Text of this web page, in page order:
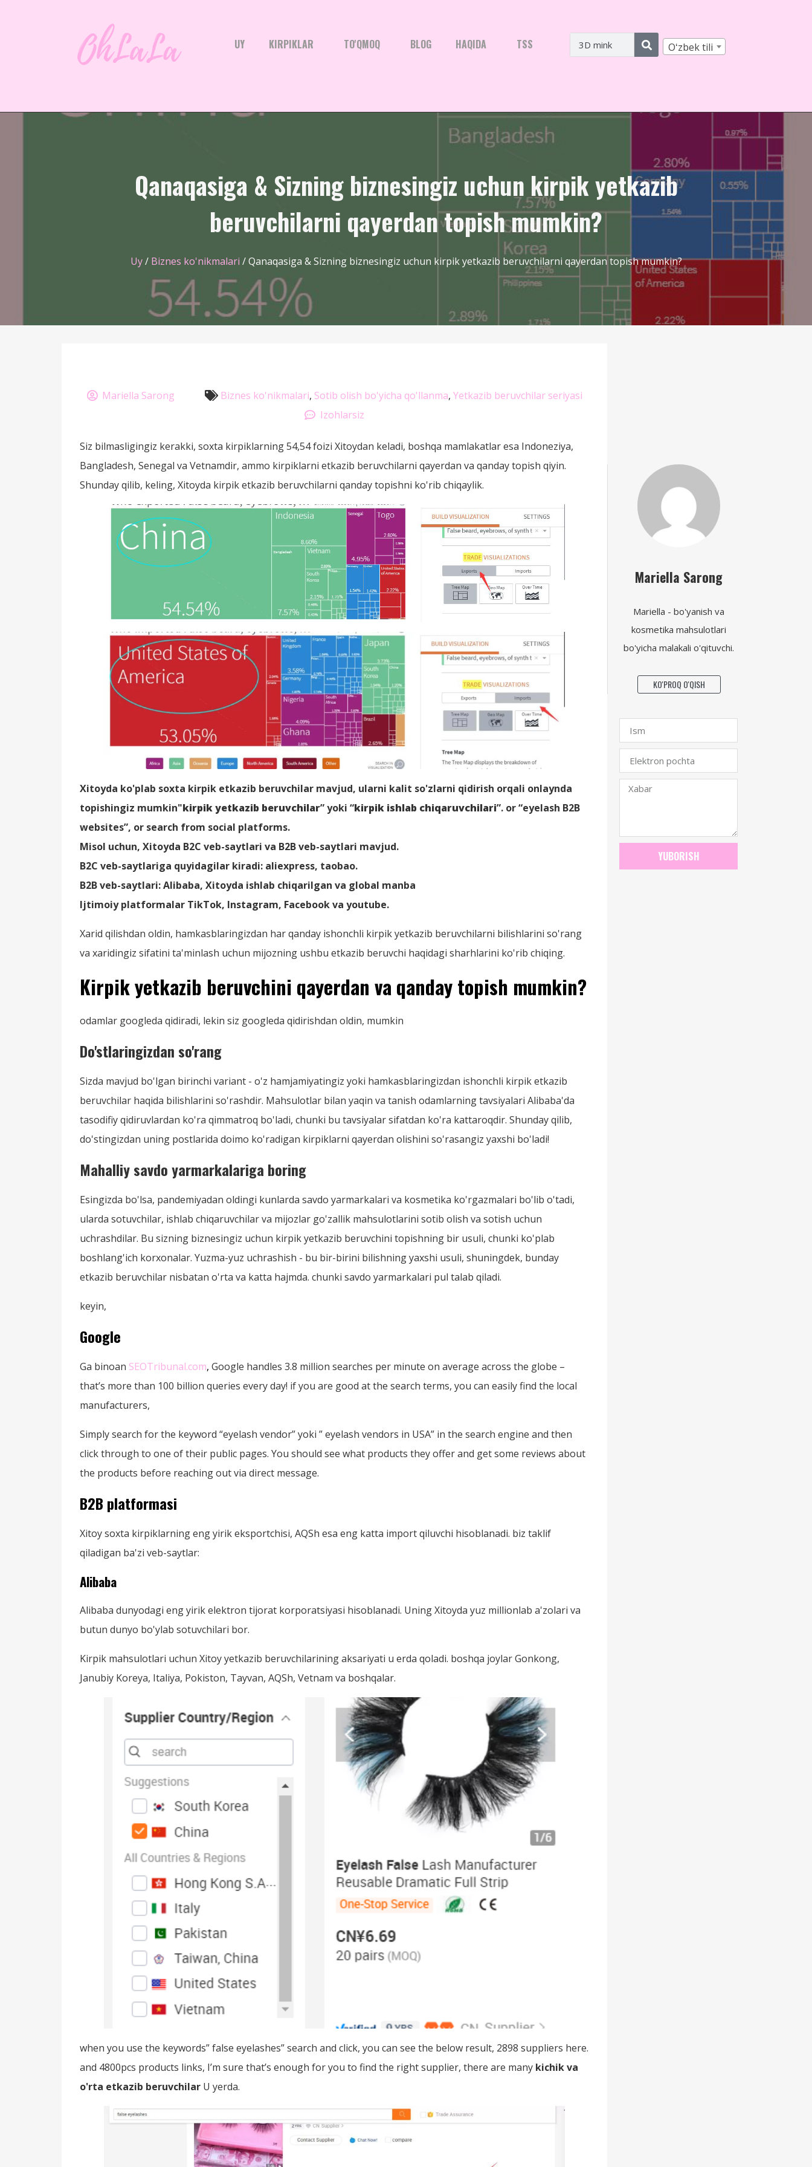
UY KIRPIKLAR TO'QMOQ BLOG HAQIDA TSS Oʻzbek tili
Qanaqasiga & Sizning biznesingiz uchun kirpik yetkazib
beruvchilarni qayerdan topish mumkin?
Uy/ Biznes ko'nikmalari / Qanaqasiga & Sizning biznesingiz uchun kirpik yetkazib beruvchilarni qayerdan topish mumkin?
Mariella Sarong Biznes ko'nikmalari, Sotib olish bo'yicha qo'llanma,Yetkazib beruvchilar seriyasi
Izohlarsiz
Siz bilmasligingiz kerakki, soxta kirpiklarning 54,54 foizi Xitoydan keladi, boshqa mamlakatlar esa Indoneziya,
Bangladesh, Senegal va Vetnamdir, ammo kirpiklarni etkazib beruvchilarni qayerdan va qanday topish qiyin.
Shunday qilib, keling, Xitoyda kirpik etkazib beruvchilarni qanday topishni ko'rib chiqaylik.
Xitoyda ko'plab soxta kirpik etkazib beruvchilar mavjud, ularni kalit so'zlarni qidirish orqali onlaynda
topishingiz mumkin"kirpik yetkazib beruvchilar” yoki “kirpik ishlab chiqaruvchilari”. or “eyelash B2B
websites”, or search from social platforms.
Misol uchun, Xitoyda B2C veb-saytlari va B2B veb-saytlari mavjud.
B2C veb-saytlariga quyidagilar kiradi: aliexpress, taobao.
B2B veb-saytlari: Alibaba, Xitoyda ishlab chiqarilgan va global manba
Ijtimoiy platformalar TikTok, Instagram, Facebook va youtube.
Xarid qilishdan oldin, hamkasblaringizdan har qanday ishonchli kirpik yetkazib beruvchilarni bilishlarini so'rang
va xaridingiz sifatini ta'minlash uchun mijozning ushbu etkazib beruvchi haqidagi sharhlarini ko'rib chiqing.
Kirpik yetkazib beruvchini qayerdan va qanday topish mumkin?
odamlar googleda qidiradi, lekin siz googleda qidirishdan oldin, mumkin
Do'stlaringizdan so'rang
Sizda mavjud bo'lgan birinchi variant - o'z hamjamiyatingiz yoki hamkasblaringizdan ishonchli kirpik etkazib
beruvchilar haqida bilishlarini so'rashdir. Mahsulotlar bilan yaqin va tanish odamlarning tavsiyalari Alibaba'da
tasodifiy qidiruvlardan ko'ra qimmatroq bo'ladi, chunki bu tavsiyalar sifatdan ko'ra kattaroqdir. Shunday qilib,
do'stingizdan uning postlarida doimo ko'radigan kirpiklarni qayerdan olishini so'rasangiz yaxshi bo'ladi!
Mahalliy savdo yarmarkalariga boring
Esingizda bo'lsa, pandemiyadan oldingi kunlarda savdo yarmarkalari va kosmetika ko'rgazmalari bo'lib o'tadi,
ularda sotuvchilar, ishlab chiqaruvchilar va mijozlar go'zallik mahsulotlarini sotib olish va sotish uchun
uchrashdilar. Bu sizning biznesingiz uchun kirpik yetkazib beruvchini topishning bir usuli, chunki ko'plab
boshlang'ich korxonalar. Yuzma-yuz uchrashish - bu bir-birini bilishning yaxshi usuli, shuningdek, bunday
etkazib beruvchilar nisbatan o'rta va katta hajmda. chunki savdo yarmarkalari pul talab qiladi.
keyin,
Google
Ga binoan SEOTribunal.com, Google handles 3.8 million searches per minute on average across the globe –
that’s more than 100 billion queries every day! if you are good at the search terms, you can easily find the local
manufacturers,
Simply search for the keyword “eyelash vendor” yoki ”eyelash vendors in USA” in the search engine and then
click through to one of their public pages. You should see what products they offer and get some reviews about
the products before reaching out via direct message.
B2B platformasi
Xitoy soxta kirpiklarning eng yirik eksportchisi, AQSh esa eng katta import qiluvchi hisoblanadi. biz taklif
qiladigan ba'zi veb-saytlar:
Alibaba
Alibaba dunyodagi eng yirik elektron tijorat korporatsiyasi hisoblanadi. Uning Xitoyda yuz millionlab a'zolari va
butun dunyo bo'ylab sotuvchilari bor.
Kirpik mahsulotlari uchun Xitoy yetkazib beruvchilarining aksariyati u erda qoladi. boshqa joylar Gonkong,
Janubiy Koreya, Italiya, Pokiston, Tayvan, AQSh, Vetnam va boshqalar.
when you use the keywords”false eyelashes”search and click, you can see the below result, 2898 suppliers here.
and 4800pcs products links, I’m sure that’s enough for you to find the right supplier, there are many kichik va
o'rta etkazib beruvchilar U yerda.
Mariella Sarong
Mariella - bo'yanish va
kosmetika mahsulotlari
bo'yicha malakali o'qituvchi.
KO'PROQ O'QISH
YUBORISH